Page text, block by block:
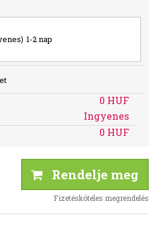
1-2 nap
0 HUF
Ingyenes
0 HUF
Rendelje meg
Fizetésköteles megrendelés